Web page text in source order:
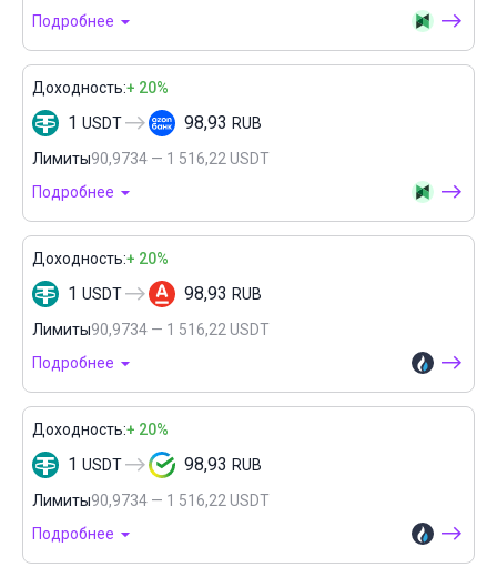
Подробнее
Доходность:+ 20%
1 USDT 98,93 RUB
Лимиты90,9734 — 1 516,22 USDT
Подробнее
Доходность:+ 20%
1 USDT 98,93 RUB
Лимиты90,9734 — 1 516,22 USDT
Подробнее
Доходность:+ 20%
1 USDT 98,93 RUB
Лимиты90,9734 — 1 516,22 USDT
Подробнее